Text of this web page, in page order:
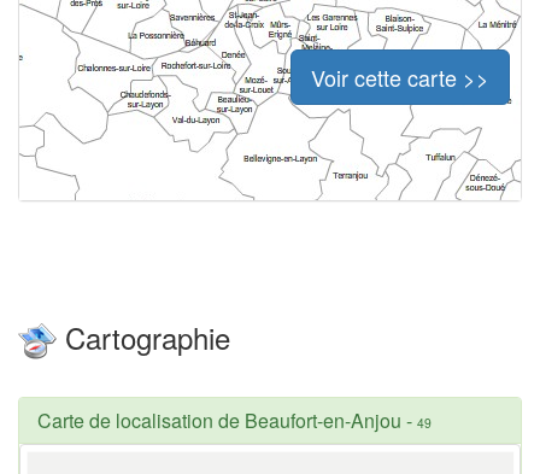
Voir cette carte >>
Cartographie
Carte de localisation de Beaufort-en-Anjou - 49